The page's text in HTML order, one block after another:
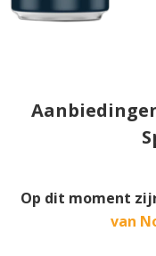
Op dit moment
van